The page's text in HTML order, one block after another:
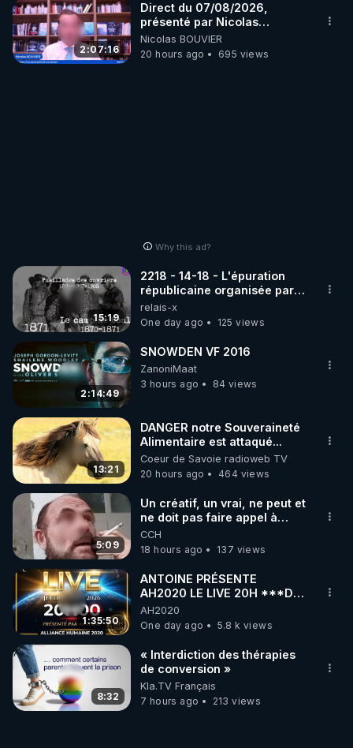
2:07:16
Direct du 07/08/2026,
présenté par Nicolas
BOUVIER
Nicolas BOUVIER
20 hours ago
695 views
Why this ad?
15:19
2218 - 14-18 - L'épuration
républicaine organisée par
les frères de la truelle
relais-x
One day ago
125 views
2:14:49
SNOWDEN VF 2016
ZanoniMaat
3 hours ago
84 views
13:21
DANGER notre Souveraineté
Alimentaire est attaqué...
Coeur de Savoie radioweb TV
20 hours ago
464 views
5:09
Un créatif, un vrai, ne peut et
ne doit pas faire appel à
l'intelligence artificielle
CCH
18 hours ago
137 views
1:35:50
ANTOINE PRÉSENTE
AH2020 LE LIVE 20H ***DU
06/08/2026***
AH2020
One day ago
5.8 k views
8:32
« Interdiction des thérapies
de conversion »
Kla.TV Français
7 hours ago
213 views